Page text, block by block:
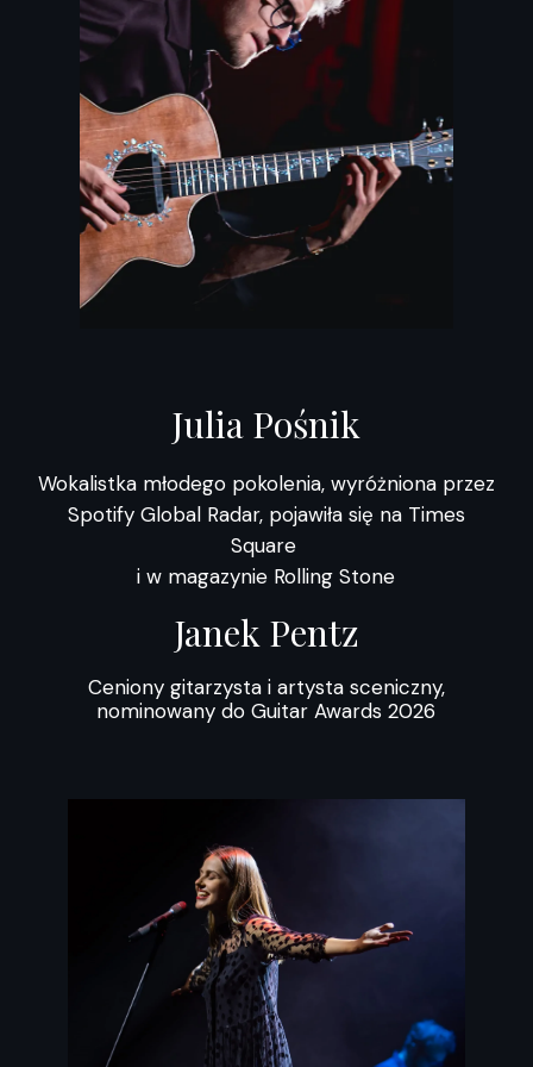
Julia Pośnik
Wokalistka młodego pokolenia, wyróżniona przez
Spotify Global Radar, pojawiła się na Times
Square
i w magazynie Rolling Stone
Janek Pentz
Ceniony gitarzysta i artysta sceniczny,
nominowany do Guitar Awards 2026